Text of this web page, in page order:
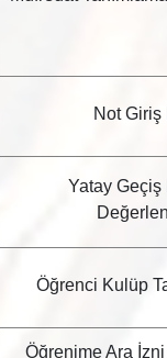
Not Giriş
Yatay Geçiş
Öğrenci Kulüp
Öğrenime Ara